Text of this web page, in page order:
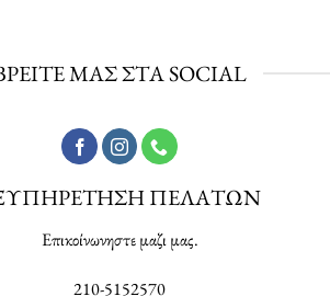
ΜΑΣ ΣΤΑ SOCIAL
ΠΕΛΑΤΩΝ
Επικοίνωνηστε μαζι μας.
210-5152570